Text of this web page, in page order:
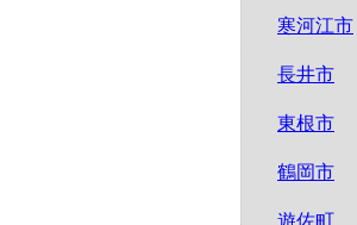
寒河江市
長井市
東根市
鶴岡市
遊佐町